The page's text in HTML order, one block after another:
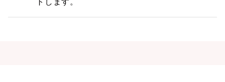
トします。